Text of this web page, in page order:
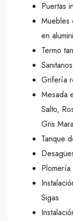
Puertas
Muebles
en
Termo
Grifería
Mesada
Salto,
Gris
Tanque
Sigas